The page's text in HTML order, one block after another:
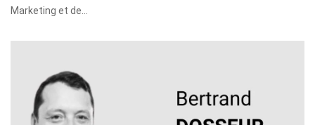
Marketing et de…